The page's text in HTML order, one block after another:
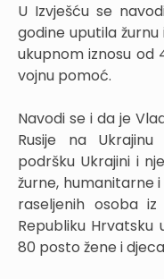
U Izvješću se
godine uputila
ukupnom iznosu od
vojnu pomoć.
Navodi se i da je
Rusije na
podršku Ukrajini i
žurne,
raseljenih osoba
Republiku Hrvatsku
80 posto žene i